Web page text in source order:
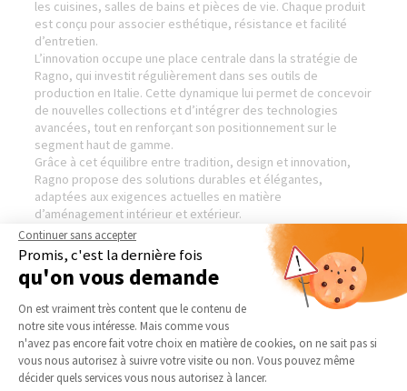
les cuisines, salles de bains et pièces de vie. Chaque produit
est conçu pour associer esthétique, résistance et facilité
d’entretien.
L’innovation occupe une place centrale dans la stratégie de
Ragno, qui investit régulièrement dans ses outils de
production en Italie. Cette dynamique lui permet de concevoir
de nouvelles collections et d’intégrer des technologies
avancées, tout en renforçant son positionnement sur le
segment haut de gamme.
Grâce à cet équilibre entre tradition, design et innovation,
Ragno propose des solutions durables et élégantes,
adaptées aux exigences actuelles en matière
d’aménagement intérieur et extérieur.
Visiter le site de notre partenaire :
Ragno — Revêtements
sols et murs
AGENCE DE LILLE-NORD
Qui sommes-nous
Actualités
NOS DOMAINES
D’INTERVENTION
EXTENSION
Continuer sans accepter
Promis, c'est la dernière fois
qu'on vous demande
Plateforme de Gestion du
On est vraiment très content que le contenu de
notre site vous intéresse. Mais comme vous
n'avez pas encore fait votre choix en matière de cookies, on ne sait pas si
vous nous autorisez à suivre votre visite ou non. Vous pouvez même
décider quels services vous nous autorisez à lancer.
Axeptio consent